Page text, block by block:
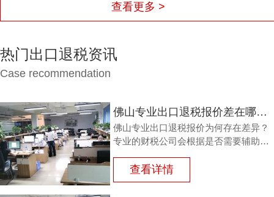
查看更多 >
热门出口退税资讯
Case recommendation
佛山专业出口退税报价差在哪？财税公司认准三项硬指标
佛山专业出口退税报价为何存在差异？
专业的财税公司会根据是否需要辅助报
三个维度确认服务范围与风险成本。鸿
裕财税在报价前会逐一摸清这些要素，
查看详情